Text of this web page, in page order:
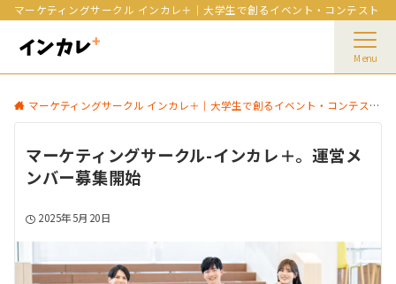
マーケティングサークル インカレ＋｜大学生で創るイベント・コンテスト
Menu
マーケティングサークル インカレ＋｜大学生で創るイベント・コンテスト
マーケティングサークル-インカレ＋。運営メ
ンバー募集開始
2025年5月20日